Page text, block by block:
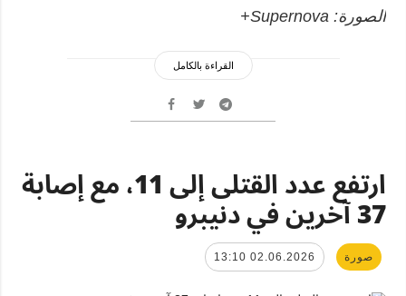
الصورة: Supernova+
القراءة بالكامل
ارتفع عدد القتلى إلى 11، مع إصابة
37 آخرين في دنيبرو
صورة 02.06.2026 13:10